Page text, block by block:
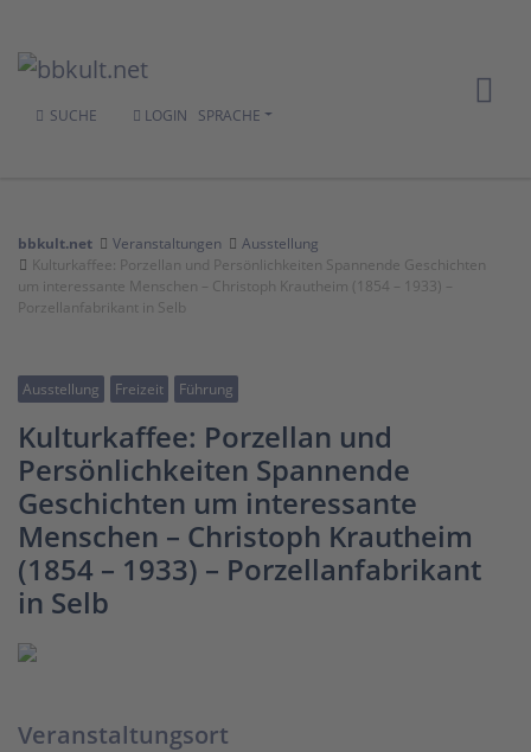
SUCHE LOGIN SPRACHE
bbkult.net Veranstaltungen
Ausstellung
Kulturkaffee: Porzellan und Persönlichkeiten Spannende Geschichten
um interessante Menschen – Christoph Krautheim (1854 – 1933) –
Porzellanfabrikant in Selb
Ausstellung Freizeit Führung
Kulturkaffee: Porzellan und
Persönlichkeiten Spannende
Geschichten um interessante
Menschen – Christoph Krautheim
(1854 – 1933) – Porzellanfabrikant
in Selb
Veranstaltungsort